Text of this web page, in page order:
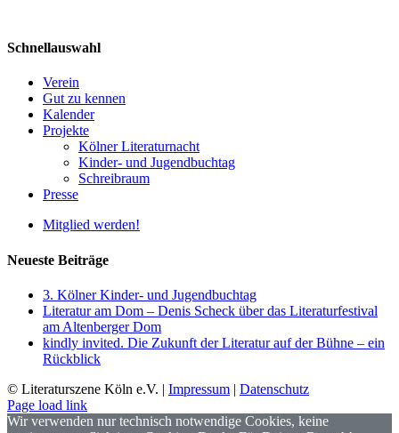
Schnellauswahl
Verein
Gut zu kennen
Kalender
Projekte
Kölner Literaturnacht
Kinder- und Jugendbuchtag
Schreibraum
Presse
Mitglied werden!
Neueste Beiträge
3. Kölner Kinder- und Jugendbuchtag
Literatur am Dom – Denis Scheck über das Literaturfestival
am Altenberger Dom
kindly invited. Die Zukunft der Literatur auf der Bühne – ein
Rückblick
© Literaturszene Köln e.V. | Impressum | Datenschutz
Page load link
Wir verwenden nur technisch notwendige Cookies, keine